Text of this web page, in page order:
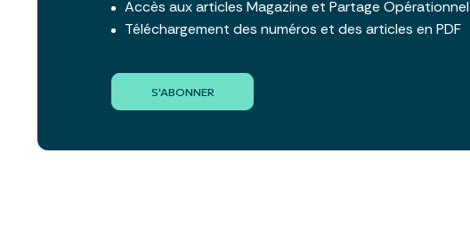
Accès aux articles Magazine et Partage Opérationnel
Téléchargement des numéros et des articles en PDF
S'ABONNER